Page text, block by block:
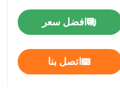
افضل سعر
اتصل بنا